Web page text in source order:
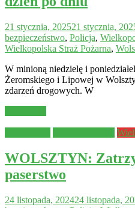
21 stycznia, 202521 stycznia,
bezpieczeństwo, Policja,
Wielkopolska Straż Pożarna,
W minioną niedzielę i
Żeromskiego i Lipowej w
zdarzeń drogowych. W
WOLSZTYN:
paserstwo
24 listopada, 202424 listopada,